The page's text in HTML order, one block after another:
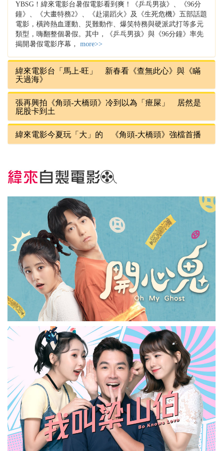
YBSG！緯來電影台暑假電影看到爽！《乒乓男孩》、《96分
鐘》、《大畫特務2》、《赴湯蹈火》及《生死危機》五部話題
電影，橫跨熱血運動、災難動作、爆笑特務與硬派武打等多元
類型，嗨翻整個暑假。其中，《乒乓男孩》與《96分鐘》率先
揭開暑假電影序幕，
more>>
緯來電影台「馬上‧旺」 新春看《查無此心》與《瞞
天過海》
張再興拍《角頭-大橋頭》冷到以為「疶屎」 居然是
屁股卡到土
緯來電影今夏玩「大」的 《角頭-大橋頭》強檔首播